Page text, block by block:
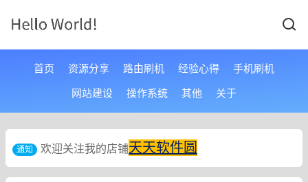
首页 资源分享 路由刷机 经验心得
手机刷机
网站建设
操作系统 其他 关于
通知 欢迎关注我的店铺天天软件圆